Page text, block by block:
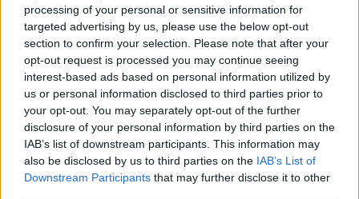
processing of your personal or sensitive information for
targeted advertising by us, please use the below opt-out
section to confirm your selection. Please note that after your
opt-out request is processed you may continue seeing
interest-based ads based on personal information utilized by
us or personal information disclosed to third parties prior to
your opt-out. You may separately opt-out of the further
disclosure of your personal information by third parties on the
IAB’s list of downstream participants. This information may
also be disclosed by us to third parties on the IAB’s List of
Downstream Participants that may further disclose it to other
Zresztą sama skrzynia biegów jest specyficznie
zgrana z silnikiem, gdyż ma bardzo długie przełożenia.
W efekcie czasami trzeba trochę pobawić się
lewarkiem, aby idealnie dobrać obroty.
Ma to jednak dwie zalety: hałas w kabinie jest dużo
niższy, a spalanie naprawdę przyjazne portfelowi.
Przy 140 km/h we wnętrzu wciąż mamy
względny spokój (co w porównaniu do